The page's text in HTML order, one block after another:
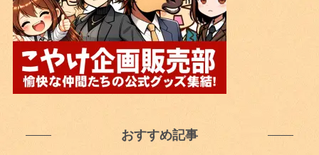
おすすめ記事